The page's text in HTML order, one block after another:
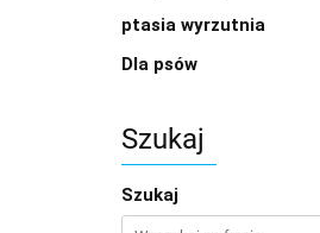
ptasia wyrzutnia
Dla psów
Szukaj
Szukaj